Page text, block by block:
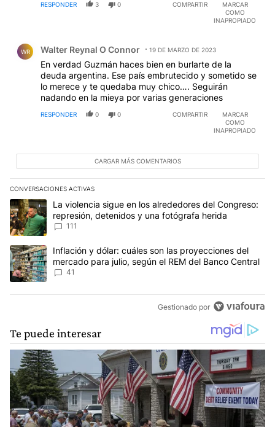
RESPONDER 3 0 COMPARTIR
MARCAR
COMO
INAPROPIADO
WR Walter Reynal O Connor 19 DE MARZO DE 2023
En verdad Guzmán haces bien en burlarte de la
deuda argentina. Ese país embrutecido y sometido se
lo merece y te quedaba muy chico…. Seguirán
nadando en la mieya por varias generaciones
RESPONDER 0 0 COMPARTIR
MARCAR
COMO
INAPROPIADO
CARGAR MÁS COMENTARIOS
CONVERSACIONES ACTIVAS
Este listado muestra los artículos con más comentarios en los
Un artículo de tendencia con el título "La violencia sigue en los
La violencia sigue en los alrededores del Congreso:
represión, detenidos y una fotógrafa herida
111
Un artículo de tendencia con el título "Inflación y dólar: cuáles
Inflación y dólar: cuáles son las proyecciones del
mercado para julio, según el REM del Banco Central
41
Gestionado por